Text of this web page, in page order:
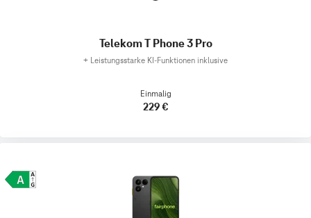
Telekom T Phone 3 Pro
+ Leistungsstarke KI-Funktionen inklusive
Einmalig
229 €